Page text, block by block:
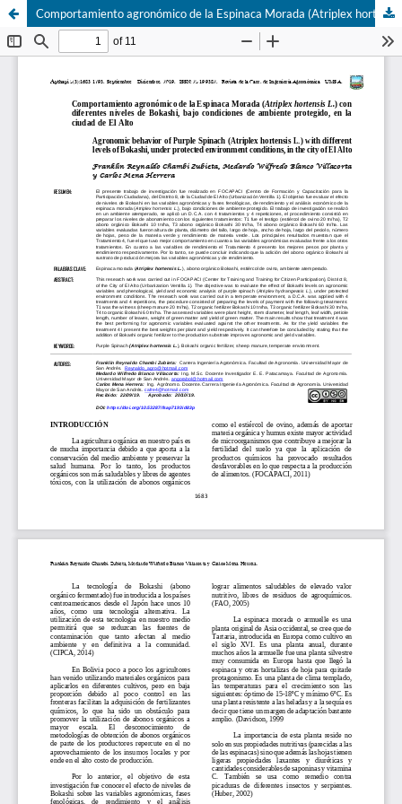
Comportamiento agronómico de la Espinaca Morada (Atriplex hortensis L.) con diferentes niveles de Bokashi, bajo condiciones de ambiente protegido, en la ciudad de El Alto